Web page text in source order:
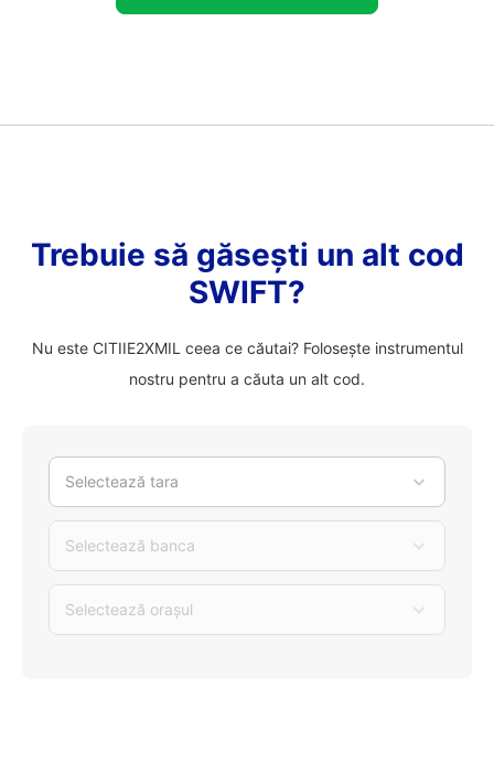
Trebuie să găsești un alt cod
SWIFT?
Nu este CITIIE2XMIL ceea ce căutai? Folosește instrumentul
nostru pentru a căuta un alt cod.
Selectează tara
Selectează banca
Selectează orașul